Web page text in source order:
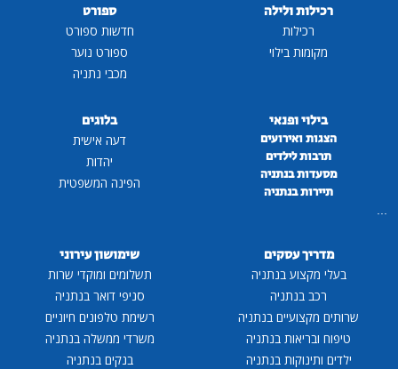
רכילות ולילה
רכילות
מקומות בילוי
ספורט
חדשות ספורט
ספורט נוער
מכבי נתניה
בילוי ופנאי
הצגות ואירועים
תרבות לילדים
מסעדות בנתניה
תיירות בנתניה
...
בלוגים
דעה אישית
יהדות
הפינה המשפטית
מדריך עסקים
בעלי מקצוע בנתניה
רכב בנתניה
שרותים מקצועיים בנתניה
טיפוח ובריאות בנתניה
ילדים ותינוקות בנתניה
שימושון עירוני
תשלומים ומוקדי שרות
סניפי דואר בנתניה
רשימת טלפונים חיוניים
משרדי ממשלה בנתניה
בנקים בנתניה